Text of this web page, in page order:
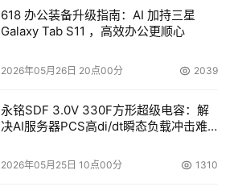
618 办公装备升级指南：AI 加持三星
Galaxy Tab S11 ，高效办公更顺心
2026年05月26日 20点00分 2039
永铭SDF 3.0V 330F方形超级电容：解
决AI服务器PCS高di/dt瞬态负载冲击难
2026年05月25日 10点00分 1310